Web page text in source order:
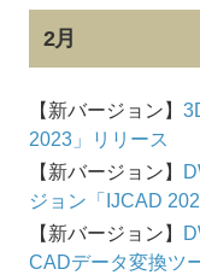
2月
【新バージョン】
2023」リリース
【新バージョン】
ジョン「IJCAD
【新バージョン】
CADデータ変換ツ